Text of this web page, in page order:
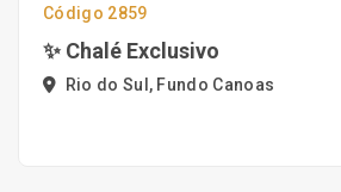
Código 2859
✨ Chalé Exclusivo
Rio do Sul, Fundo Canoas